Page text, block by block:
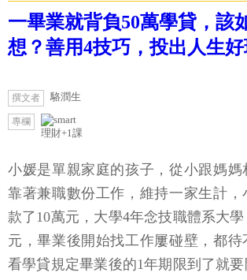
一畢業就背負50萬學貸，該
想？善用4技巧，投出人生
撰文者 駱潤生
專欄
理財+1課
小媛是單親家庭的孩子，從小跟媽媽
靠著兼職數份工作，維持一家生計，
款了10萬元，大學4年念技職體系大
元，畢業後開始找工作屢碰壁，都待
看學貸規定畢業後的1年期限到了就